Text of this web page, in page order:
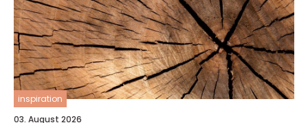
inspiration
03. August 2026